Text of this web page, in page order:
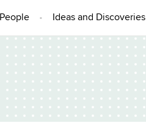
People Ideas and Discoveries